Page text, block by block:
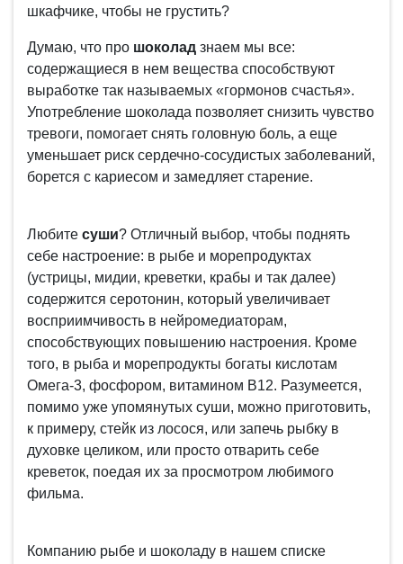
шкафчике, чтобы не грустить?
Думаю, что про шоколад знаем мы все:
содержащиеся в нем вещества способствуют
выработке так называемых «гормонов счастья».
Употребление шоколада позволяет снизить чувство
тревоги, помогает снять головную боль, а еще
уменьшает риск сердечно-сосудистых заболеваний,
борется с кариесом и замедляет старение.
Любите суши? Отличный выбор, чтобы поднять
себе настроение: в рыбе и морепродуктах
(устрицы, мидии, креветки, крабы и так далее)
содержится серотонин, который увеличивает
восприимчивость в нейромедиаторам,
способствующих повышению настроения. Кроме
того, в рыба и морепродукты богаты кислотам
Омега-3, фосфором, витамином В12. Разумеется,
помимо уже упомянутых суши, можно приготовить,
к примеру, стейк из лосося, или запечь рыбку в
духовке целиком, или просто отварить себе
креветок, поедая их за просмотром любимого
фильма.
Компанию рыбе и шоколаду в нашем списке